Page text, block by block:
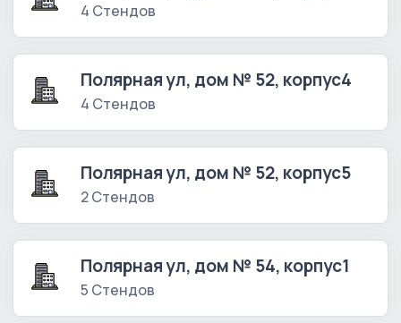
4 Стендов
Полярная ул, дом № 52, корпус4
4 Стендов
Полярная ул, дом № 52, корпус5
2 Стендов
Полярная ул, дом № 54, корпус1
5 Стендов